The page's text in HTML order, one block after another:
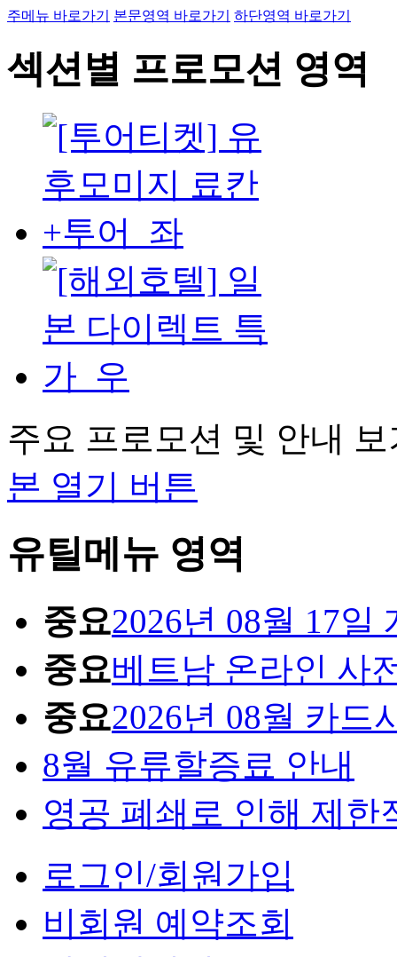
주메뉴 바로가기 본문영역 바로가기 하단영역 바로가기
섹션별 프로모션 영역
주요 프로모션 및 안내 보
본 열기 버튼
유틸메뉴 영역
중요2026년 08월 17일
중요베트남 온라인 사
중요2026년 08월 카드
8월 유류할증료 안내
영공 폐쇄로 인해 제한
로그인/회원가입
비회원 예약조회